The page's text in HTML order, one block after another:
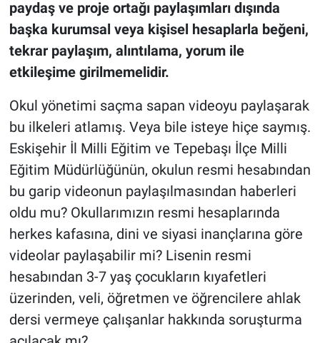
paydaş ve proje ortağı paylaşımları dışında
başka kurumsal veya kişisel hesaplarla beğeni,
tekrar paylaşım, alıntılama, yorum ile
etkileşime girilmemelidir.
Okul yönetimi saçma sapan videoyu paylaşarak
bu ilkeleri atlamış. Veya bile isteye hiçe saymış.
Eskişehir İl Milli Eğitim ve Tepebaşı İlçe Milli
Eğitim Müdürlüğünün, okulun resmi hesabından
bu garip videonun paylaşılmasından haberleri
oldu mu? Okullarımızın resmi hesaplarında
herkes kafasına, dini ve siyasi inançlarına göre
videolar paylaşabilir mi? Lisenin resmi
hesabından 3-7 yaş çocukların kıyafetleri
üzerinden, veli, öğretmen ve öğrencilere ahlak
dersi vermeye çalışanlar hakkında soruşturma